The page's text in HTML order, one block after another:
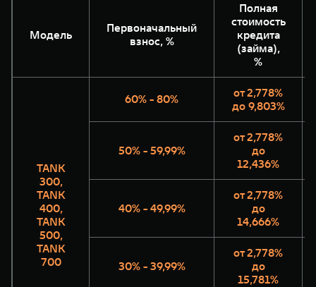
WEY 80 WEY 80
Масштаб
от 8 099
Модель
Первоначальный
взнос, %
Полная
стоимость
кредита
(займа),
%
TANK
300,
TANK
400,
TANK
500,
TANK
700
60% - 80%
от 2,778%
до 9,803%
50% - 59,99%
от 2,778%
до
12,436%
40% - 49,99%
от 2,778%
до
14,666%
30% - 39,99%
от 2,778%
до
15,781%